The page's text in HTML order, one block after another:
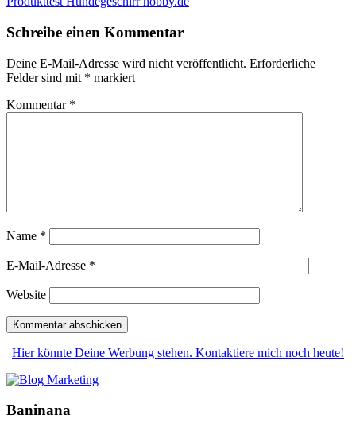
Schreibe einen Kommentar
Deine E-Mail-Adresse wird nicht veröffentlicht. Erforderliche
Felder sind mit * markiert
Kommentar *
Name *
E-Mail-Adresse *
Website
Hier könnte Deine Werbung stehen. Kontaktiere mich noch heute!
Baninana